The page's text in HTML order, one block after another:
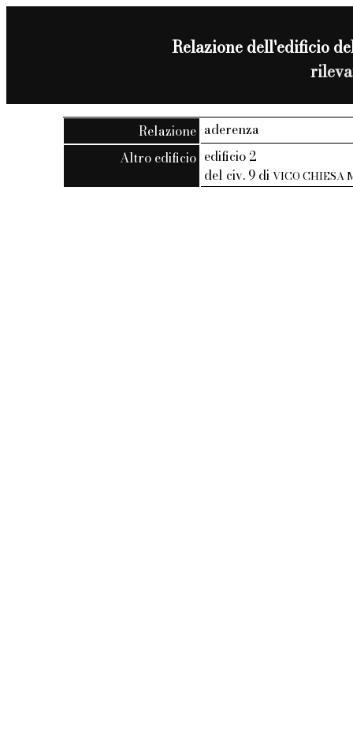
Relazione dell'edificio
Relazione aderenza
Altro edificio edificio 2
del civ. 9 diVICO CHIESA